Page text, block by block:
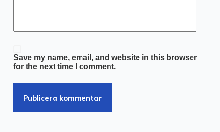
Save my name, email, and website in this browser
for the next time I comment.
Publicera kommentar